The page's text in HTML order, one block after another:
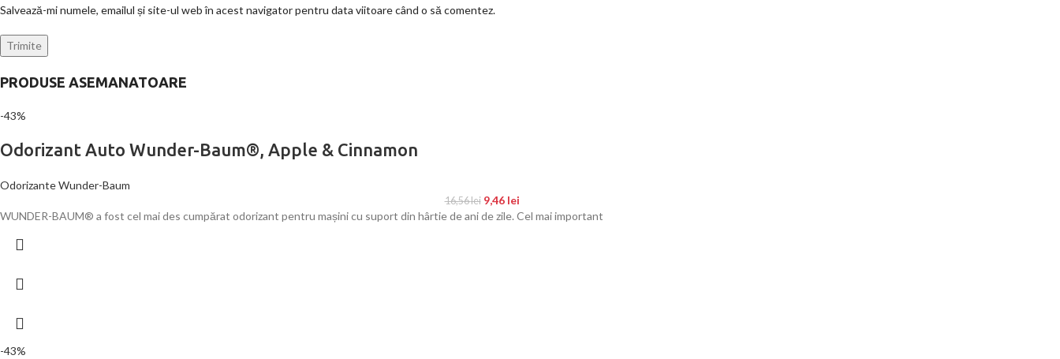
Salvează-mi numele, emailul și site-ul web în acest navigator pentru data viitoare când o să comentez.
PRODUSE ASEMANATOARE
-43%
Odorizant Auto Wunder-Baum®, Apple & Cinnamon
Odorizante Wunder-Baum
16,56lei 9,46 lei
WUNDER-BAUM® a fost cel mai des cumpărat odorizant pentru mașini cu suport din hârtie de ani de zile. Cel mai important
-43%